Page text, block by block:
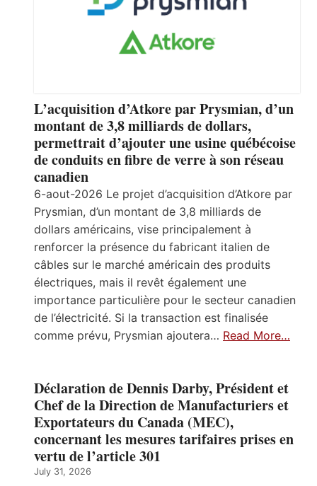
L’acquisition d’Atkore par Prysmian, d’un
montant de 3,8 milliards de dollars,
permettrait d’ajouter une usine québécoise
de conduits en fibre de verre à son réseau
canadien
6-aout-2026 Le projet d’acquisition d’Atkore par
Prysmian, d’un montant de 3,8 milliards de
dollars américains, vise principalement à
renforcer la présence du fabricant italien de
câbles sur le marché américain des produits
électriques, mais il revêt également une
importance particulière pour le secteur canadien
de l’électricité. Si la transaction est finalisée
comme prévu, Prysmian ajoutera… Read More…
Déclaration de Dennis Darby, Président et
Chef de la Direction de Manufacturiers et
Exportateurs du Canada (MEC),
concernant les mesures tarifaires prises en
vertu de l’article 301
July 31, 2026